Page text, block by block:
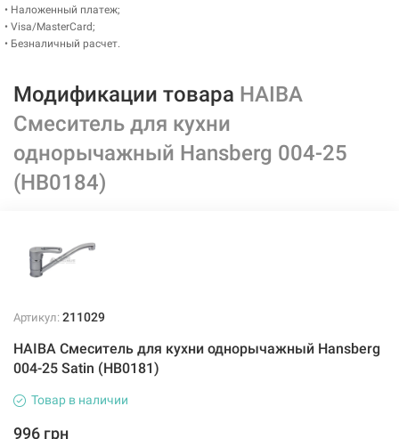
• Наложенный платеж;
• Visa/MasterCard;
• Безналичный расчет.
Модификации товара HAIBA
Смеситель для кухни
однорычажный Hansberg 004-25
(HB0184)
Артикул: 211029
HAIBA Смеситель для кухни однорычажный Hansberg
004-25 Satin (HB0181)
Товар в наличии
996 грн